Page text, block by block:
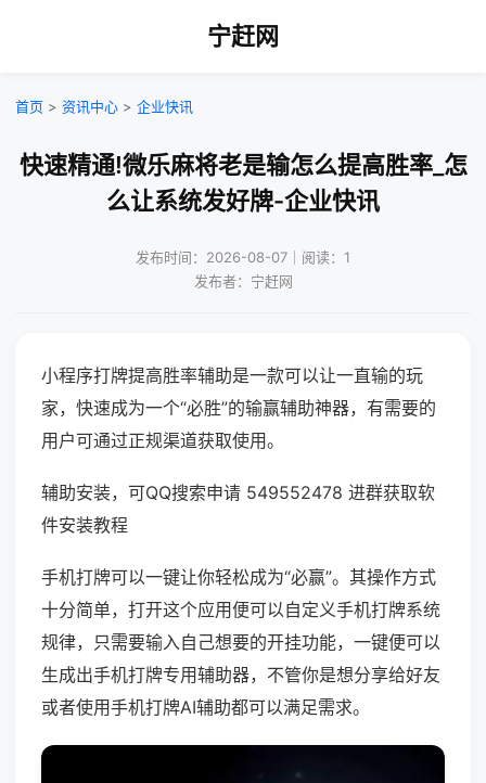
宁赶网
首页 > 资讯中心 > 企业快讯
快速精通!微乐麻将老是输怎么提高胜率_怎
么让系统发好牌-企业快讯
发布时间：2026-08-07｜阅读：1
发布者：宁赶网
小程序打牌提高胜率辅助是一款可以让一直输的玩
家，快速成为一个“必胜”的输赢辅助神器，有需要的
用户可通过正规渠道获取使用。
辅助安装，可QQ搜索申请 549552478 进群获取软
件安装教程
手机打牌可以一键让你轻松成为“必赢”。其操作方式
十分简单，打开这个应用便可以自定义手机打牌系统
规律，只需要输入自己想要的开挂功能，一键便可以
生成出手机打牌专用辅助器，不管你是想分享给好友
或者使用手机打牌AI辅助都可以满足需求。